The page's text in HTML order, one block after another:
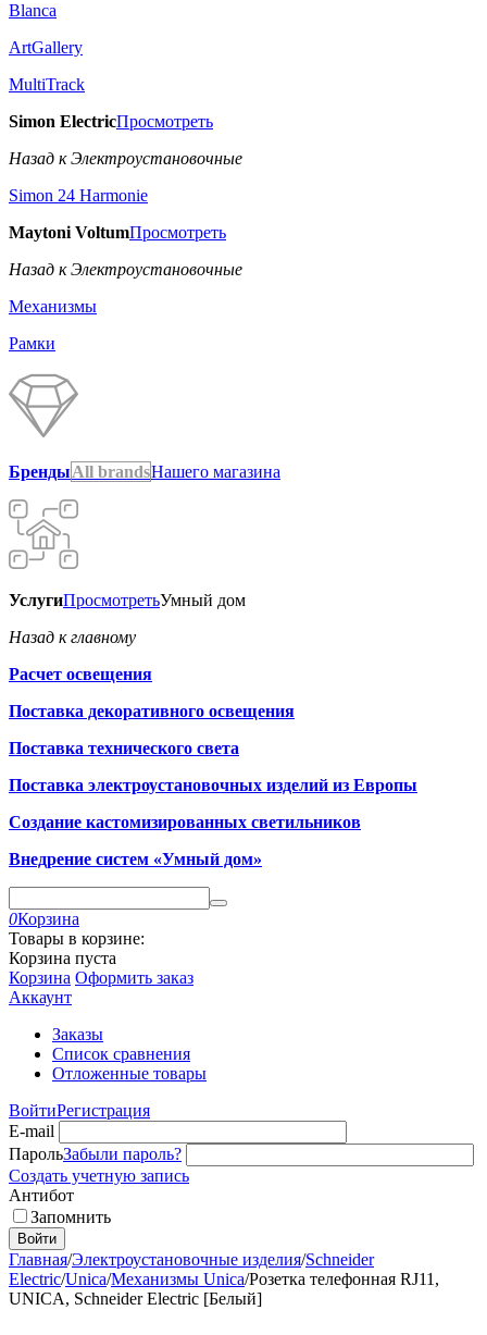
Blanca
ArtGallery
MultiTrack
Simon ElectricПросмотреть
Назад к Электроустановочные
Simon 24 Harmonie
Maytoni VoltumПросмотреть
Назад к Электроустановочные
Механизмы
Рамки
БрендыAll brandsНашего магазина
УслугиПросмотретьУмный дом
Назад к главному
Расчет освещения
Поставка декоративного освещения
Поставка технического света
Поставка электроустановочных изделий из Европы
Создание кастомизированных светильников
Внедрение систем «Умный дом»
0Корзина
Товары в корзине:
Корзина пуста
Корзина Оформить заказ
Аккаунт
Заказы
Список сравнения
Отложенные товары
ВойтиРегистрация
E-mail
ПарольЗабыли пароль?
Создать учетную запись
Антибот
Запомнить
Войти
Главная/Электроустановочные изделия/Schneider
Electric/Unica/Механизмы Unica/Розетка телефонная RJ11,
UNICA, Schneider Electric [Белый]